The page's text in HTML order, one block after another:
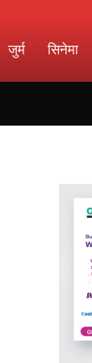
जुर्म सिनेमा